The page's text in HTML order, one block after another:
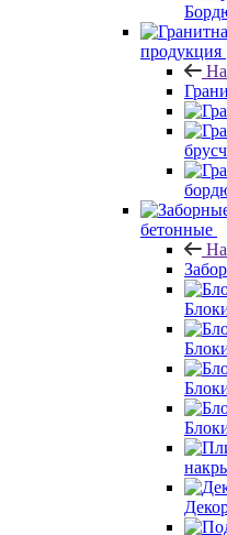
продукция
бетонные